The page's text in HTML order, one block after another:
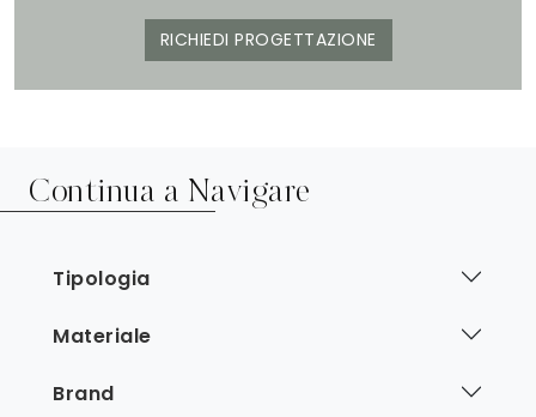
RICHIEDI PROGETTAZIONE
Continua a Navigare
Tipologia
Materiale
Brand